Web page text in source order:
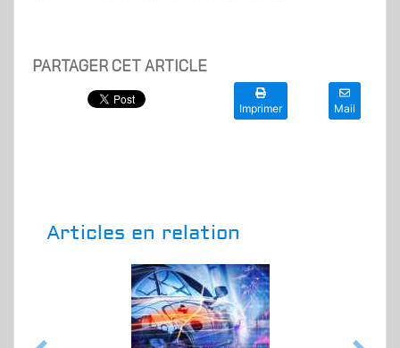
PARTAGER CET ARTICLE
Imprimer Mail
Articles en relation